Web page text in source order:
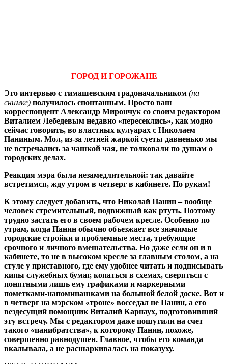
ГОРОД И ГОРОЖАНЕ
Это интервью с тимашевским градоначальником (на
снимке) получилось спонтанным. Просто ваш
корреспондент Александр Мирончук со своим редактором
Виталием Лебедевым недавно «пересеклись», как модно
сейчас говорить, во властных кулуарах с Николаем
Паниным. Мол, из-за летней жаркой суеты давненько мы
не встречались за чашкой чая, не толковали по душам о
городских делах.
Реакция мэра была незамедлительной: так давайте
встретимся, жду утром в четверг в кабинете. По рукам!
К этому следует добавить, что Николай Панин – вообще
человек стремительный, подвижный как ртуть. Поэтому
трудно застать его в своем рабочем кресле. Особенно по
утрам, когда Панин обычно объезжает все значимые
городские стройки и проблемные места, требующие
срочного и личного вмешательства. Но даже если он и в
кабинете, то не в высоком кресле за главным столом, а на
стуле у приставного, где ему удобнее читать и подписывать
кипы служебных бумаг, копаться в схемах, сверяться с
понятными лишь ему графиками и маркерными
пометками-напоминашками на большой белой доске. Вот и
в четверг на мэрском «троне» восседал не Панин, а его
вездесущий помощник Виталий Карнаух, подготовивший
эту встречу. Мы с редактором даже пошутили на счет
такого «панибратства», к которому Панин, похоже,
совершенно равнодушен. Главное, чтобы его команда
вкалывала, а не расшаркивалась на показуху.